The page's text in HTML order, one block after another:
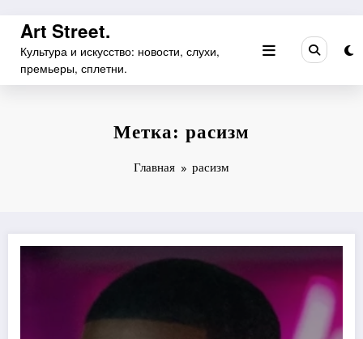
Перейти
содержимому
Art Street.
Культура и искусство: новости, слухи,
премьеры, сплетни.
Метка: расизм
Главная расизм